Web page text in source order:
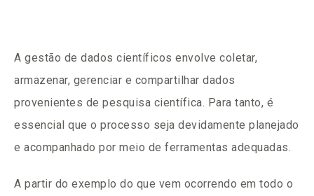
A gestão de dados científicos envolve coletar,
armazenar, gerenciar e compartilhar dados
provenientes de pesquisa científica. Para tanto, é
essencial que o processo seja devidamente planejado
e acompanhado por meio de ferramentas adequadas.
A partir do exemplo do que vem ocorrendo em todo o